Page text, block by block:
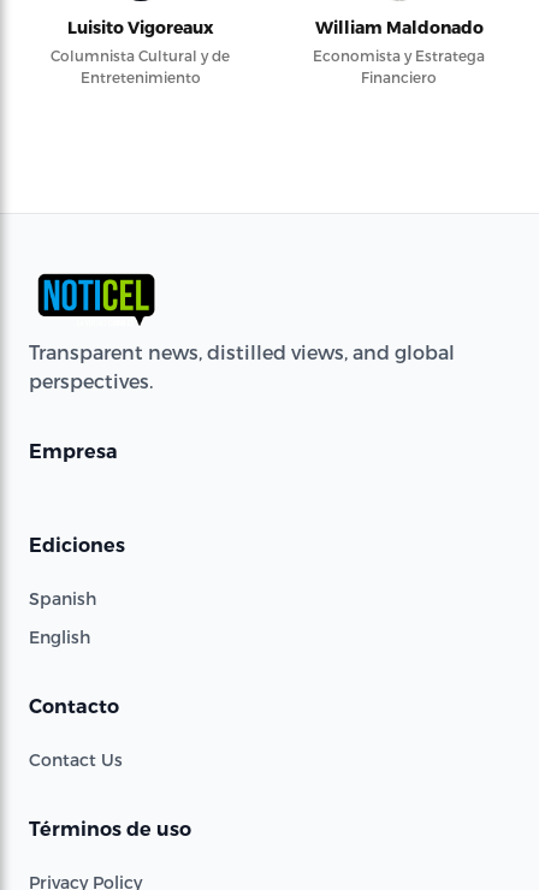
Luisito Vigoreaux
Columnista Cultural y de
Entretenimiento
William Maldonado
Economista y Estratega
Financiero
Transparent news, distilled views, and global
perspectives.
Empresa
Ediciones
Spanish
English
Contacto
Contact Us
Términos de uso
Privacy Policy